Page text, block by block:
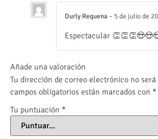
Durly Requena – 5 de julio de
Espectacular
Añade una valoración
Tu dirección de correo electrónico no será
campos obligatorios están marcados con *
Tu puntuación *